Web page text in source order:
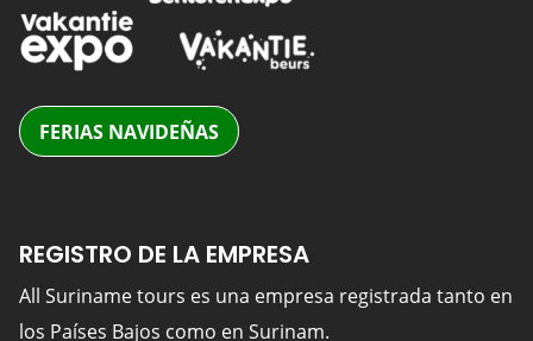
FERIAS NAVIDEÑAS
REGISTRO DE LA EMPRESA
All Suriname tours es una empresa registrada tanto en
los Países Bajos como en Surinam.